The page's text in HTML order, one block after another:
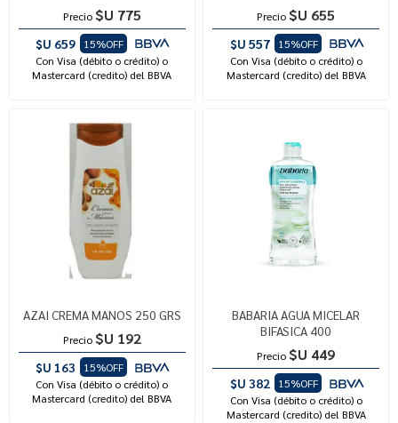
Precio $U 775
$U 659
15%OFF
Con Visa (débito o crédito) o
Mastercard (credito) del BBVA
Precio $U 655
$U 557
15%OFF
Con Visa (débito o crédito) o
Mastercard (credito) del BBVA
AZAI CREMA MANOS 250 GRS
Precio $U 192
$U 163
15%OFF
Con Visa (débito o crédito) o
Mastercard (credito) del BBVA
BABARIA AGUA MICELAR
BIFASICA 400
Precio $U 449
$U 382
15%OFF
Con Visa (débito o crédito) o
Mastercard (credito) del BBVA